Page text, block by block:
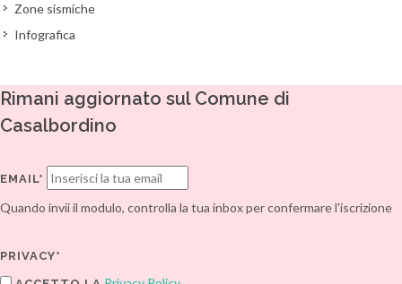
Zone sismiche
Infografica
Rimani aggiornato sul Comune di
Casalbordino
EMAIL*
Quando invii il modulo, controlla la tua inbox per confermare l'iscrizione
PRIVACY*